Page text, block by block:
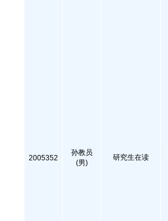
2005352
孙教员
(男)
研究生在读